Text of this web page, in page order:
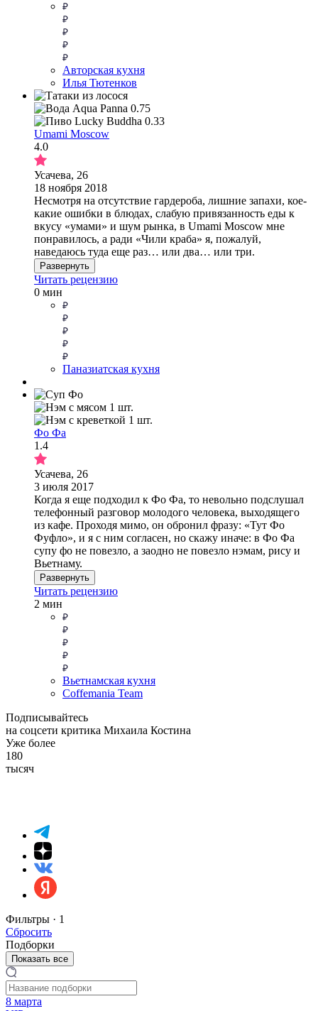
Авторская кухня
Илья Тютенков
Umami Moscow
4.0
Усачева, 26
18 ноября 2018
Несмотря на отсутствие гардероба, лишние запахи, кое-
какие ошибки в блюдах, слабую привязанность еды к
вкусу «умами» и шум рынка, в Umami Moscow мне
понравилось, а ради «Чили краба» я, пожалуй,
наведаюсь туда еще раз… или два… или три.
Развернуть
Читать рецензию
0 мин
Паназиатская кухня
Фо Фа
1.4
Усачева, 26
3 июля 2017
Когда я еще подходил к Фо Фа, то невольно подслушал
телефонный разговор молодого человека, выходящего
из кафе. Проходя мимо, он обронил фразу: «Тут Фо
Фуфло», и я с ним согласен, но скажу иначе: в Фо Фа
супу фо не повезло, а заодно не повезло нэмам, рису и
Вьетнаму.
Развернуть
Читать рецензию
2 мин
Вьетнамская кухня
Coffemania Team
Подписывайтесь
на соцсети критика Михаила Костина
Уже более
180
тысяч
Фильтры · 1
Сбросить
Подборки
Показать все
8 марта